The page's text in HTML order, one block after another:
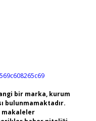
bir marka, kurum
bulunmamaktadır.
makaleler